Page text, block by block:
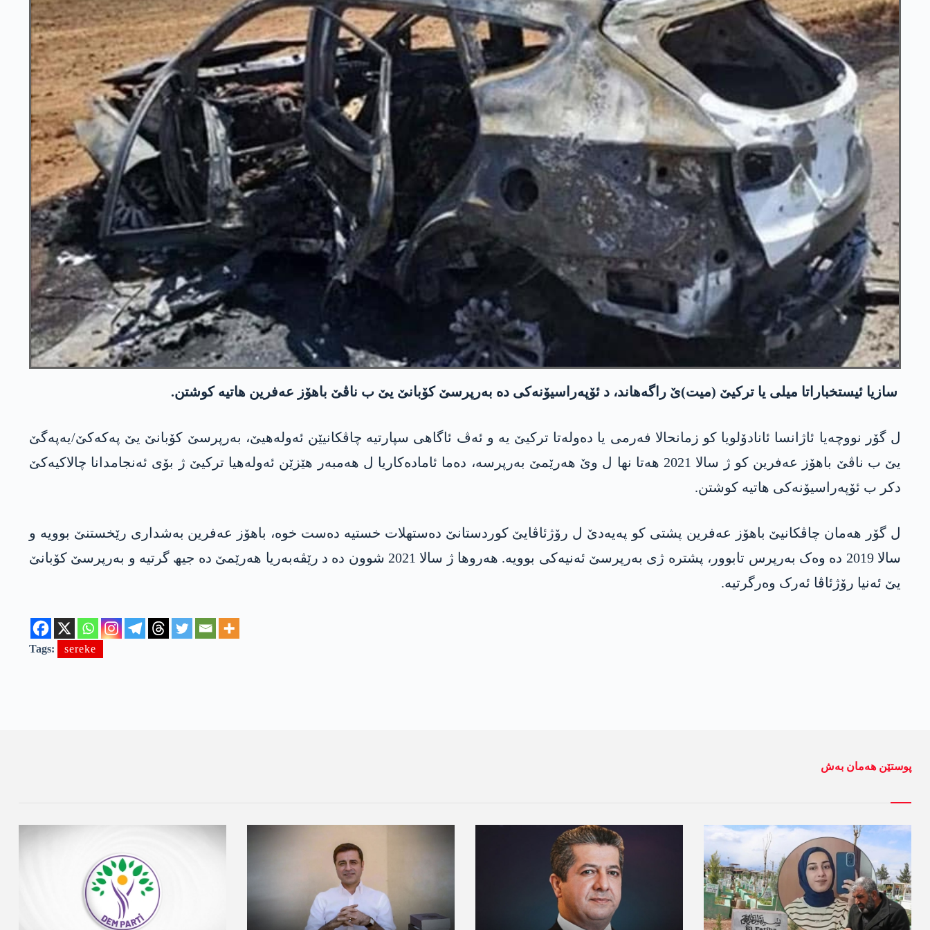
سازیا ئیستخباراتا میلی یا ترکیێ (میت)ێ راگەھاند، د ئۆپەراسیۆنەکی دە بەرپرسێ کۆبانێ یێ ب ناڤێ باھۆز عەفرین ھاتیە کوشتن.
ل گۆر نووچەیا ئاژانسا ئانادۆلویا کو زمانحالا فەرمی یا دەولەتا ترکیێ یە و ئەڤ ئاگاھی سپارتیە چاڤکانیێن ئەولەھیێ، بەرپرسێ کۆبانێ یێ پەکەکێ/یەپەگێ
یێ ب ناڤێ باھۆز عەفرین کو ژ سالا 2021 ھەتا نھا ل وێ ھەرێمێ بەرپرسە، دەما ئامادەکاریا ل ھەمبەر ھێزێن ئەولەھیا ترکیێ ژ بۆی ئەنجامدانا چالاکیەکێ
دکر ب ئۆپەراسیۆنەکی ھاتیە کوشتن.
ل گۆر ھەمان چاڤکانیێ باھۆز عەفرین پشتی کو پەیەدێ ل رۆژئاڤایێ کوردستانێ دەستھلات خستیە دەست خوە، باھۆز عەفرین بەشداری رێخستنێ بوویە و
سالا 2019 دە وەک بەرپرس تابوور، پشترە ژی بەرپرسێ ئەنیەکی بوویە. ھەروھا ژ سالا 2021 شوون دە د رێڤەبەریا ھەرێمێ دە جیھ گرتیە و بەرپرسێ کۆبانێ
یێ ئەنیا رۆژئاڤا ئەرک وەرگرتیە.
Tags: sereke
پوستێن ھەمان بەش